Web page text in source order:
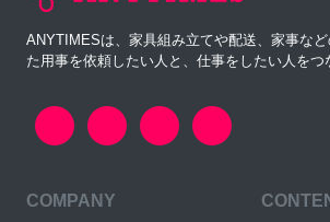
ANYTIMESは、家具組み立てや配送、家事な
た用事を依頼したい人と、仕事をしたい人をつ
COMPANY